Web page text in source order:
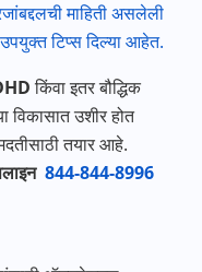
माहिती असलेली
टिप्स दिल्या आहेत.
किंवा इतर बौद्धिक
विकासात उशीर होत
तयार आहे.
844-844-8996